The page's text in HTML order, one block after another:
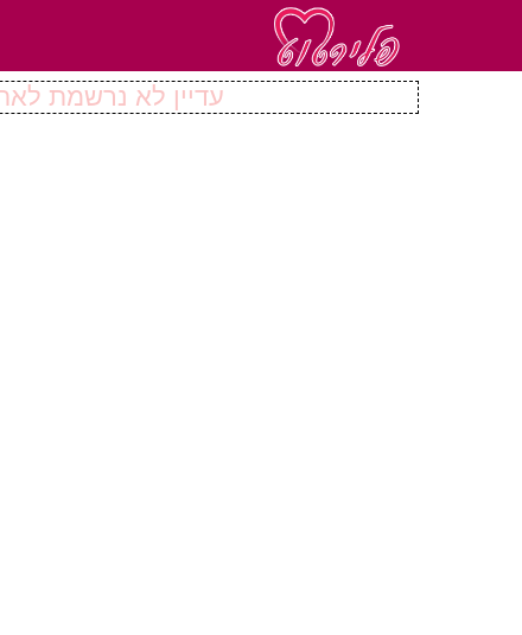
עדיין לא נרשמת